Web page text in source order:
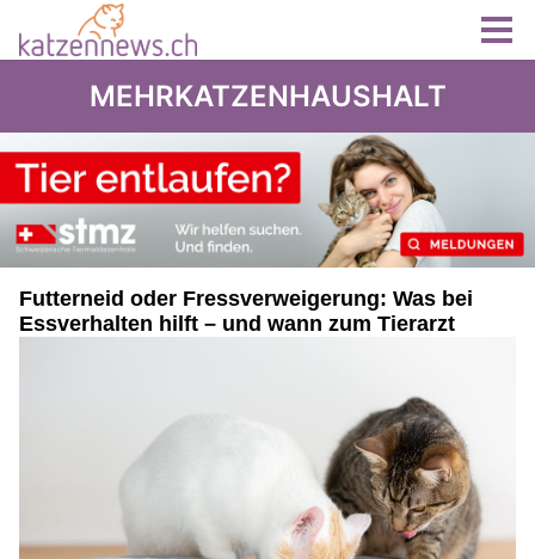
MEHRKATZENHAUSHALT
Futterneid oder Fressverweigerung: Was bei
Essverhalten hilft – und wann zum Tierarzt